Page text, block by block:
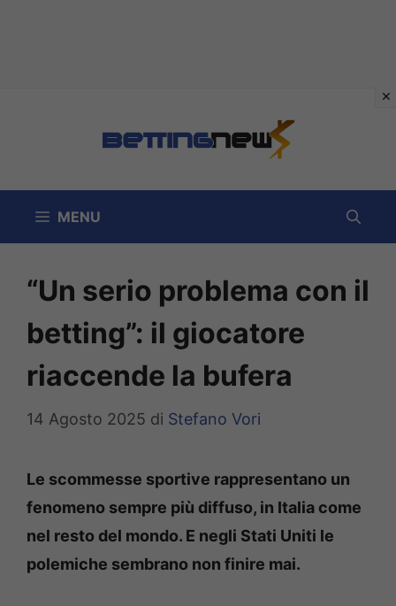
MENU
“Un serio problema con il
betting”: il giocatore
riaccende la bufera
14 Agosto 2025 di Stefano Vori
Le scommesse sportive rappresentano un
fenomeno sempre più diffuso, in Italia come
nel resto del mondo. E negli Stati Uniti le
polemiche sembrano non finire mai.